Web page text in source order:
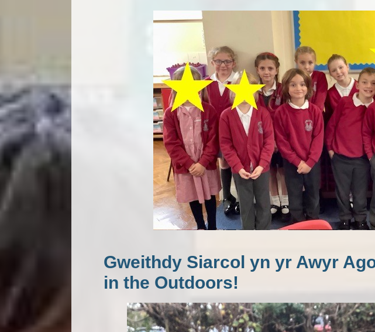
Gweithdy Siarcol yn yr Awyr
in the Outdoors!